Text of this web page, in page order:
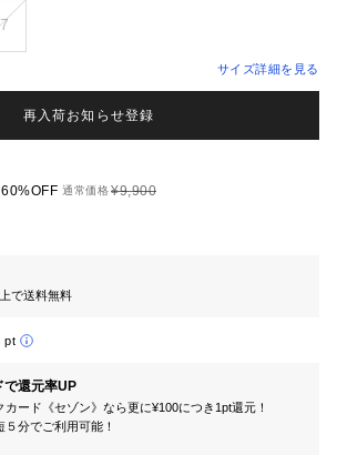
サイズ詳細を見る
再入荷お知らせ登録
60%OFF 通常価格¥9,900
で送料無料
pt
で還元率UP
ード《セゾン》なら更に¥100につき1pt還元！
分でご利用可能！